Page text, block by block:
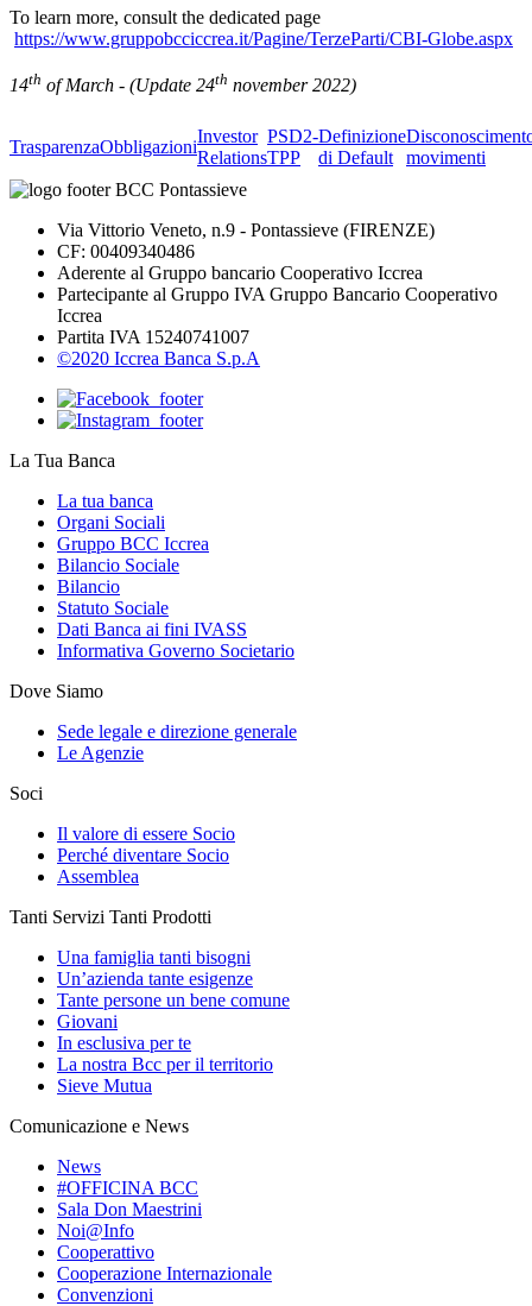
To learn more, consult the dedicated page
https://www.gruppobcciccrea.it/Pagine/TerzeParti/CBI-Globe.aspx
14th of March - (Update 24th november 2022)
TrasparenzaObbligazioni
Investor
Relations
PSD2-
TPP
Definizione
di Default
movimenti
Via Vittorio Veneto, n.9 - Pontassieve (FIRENZE)
CF: 00409340486
Aderente al Gruppo bancario Cooperativo Iccrea
Partecipante al Gruppo IVA Gruppo Bancario Cooperativo
Iccrea
Partita IVA 15240741007
©2020 Iccrea Banca S.p.A
La Tua Banca
La tua banca
Organi Sociali
Gruppo BCC Iccrea
Bilancio Sociale
Bilancio
Statuto Sociale
Dati Banca ai fini IVASS
Informativa Governo Societario
Dove Siamo
Sede legale e direzione generale
Le Agenzie
Soci
Il valore di essere Socio
Perché diventare Socio
Assemblea
Tanti Servizi Tanti Prodotti
Una famiglia tanti bisogni
Un’azienda tante esigenze
Tante persone un bene comune
Giovani
In esclusiva per te
La nostra Bcc per il territorio
Sieve Mutua
Comunicazione e News
News
#OFFICINA BCC
Sala Don Maestrini
Noi@Info
Cooperattivo
Cooperazione Internazionale
Convenzioni